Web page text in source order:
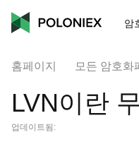
암
홈페이지 모든 암호화
LVN이란
업데이트됨: